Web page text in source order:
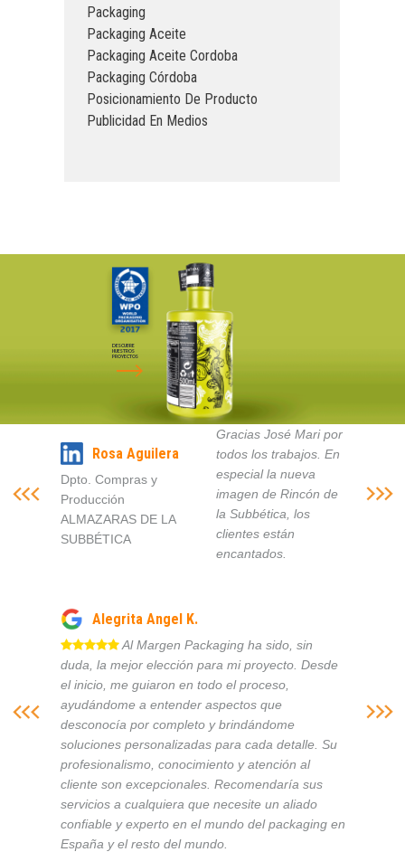
Packaging
Packaging Aceite
Packaging Aceite Cordoba
Packaging Córdoba
Posicionamiento De Producto
Publicidad En Medios
DESCUBRE
NUESTROS
PROYECTOS
Rosa Aguilera
Dpto. Compras y
Producción
ALMAZARAS DE LA
SUBBÉTICA
Gracias José Mari por
todos los trabajos. En
especial la nueva
imagen de Rincón de
la Subbética, los
clientes están
encantados.
Alegrita Angel K.
Al Margen Packaging ha sido, sin
duda, la mejor elección para mi proyecto. Desde
el inicio, me guiaron en todo el proceso,
ayudándome a entender aspectos que
desconocía por completo y brindándome
soluciones personalizadas para cada detalle. Su
profesionalismo, conocimiento y atención al
cliente son excepcionales. Recomendaría sus
servicios a cualquiera que necesite un aliado
confiable y experto en el mundo del packaging en
España y el resto del mundo.